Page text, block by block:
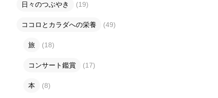
日々のつぶやき (19)
ココロとカラダへの栄養 (49)
旅 (18)
コンサート鑑賞 (17)
本 (8)